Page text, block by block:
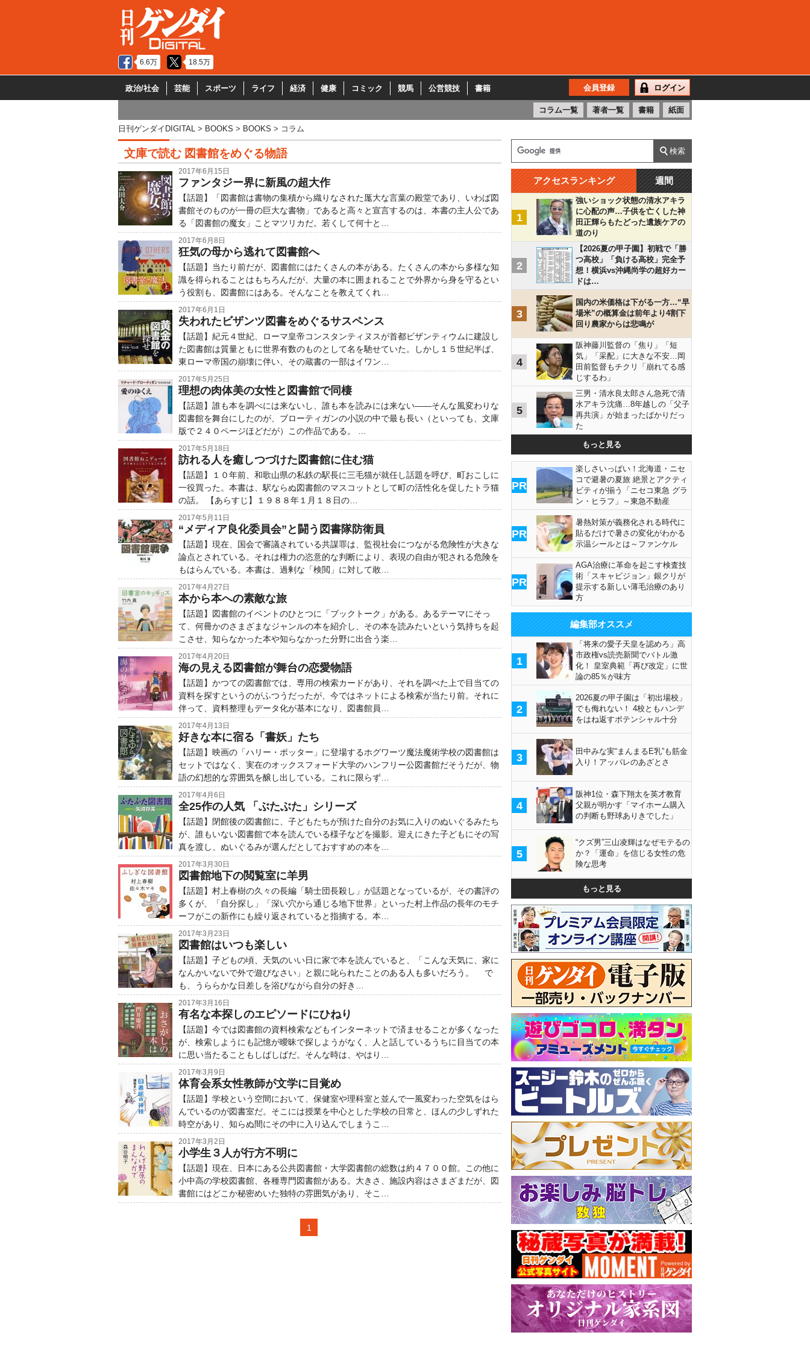
6.6万 18.5万
政治/社会 芸能 スポーツ ライフ 経済 健康 コミック 競馬 公営競技 書籍 会員登録 ログイン
コラム一覧 著者一覧 書籍 紙面
日刊ゲンダイDIGITAL BOOKS BOOKS コラム
文庫で読む 図書館をめぐる物語
2017年6月15日
ファンタジー界に新風の超大作
【話題】「図書館は書物の集積から織りなされた厖大な言葉の殿堂であり、いわば図
書館そのものが一冊の巨大な書物」であると高々と宣言するのは、本書の主人公であ
る「図書館の魔女」ことマツリカだ。若くして何十と…
2017年6月8日
狂気の母から逃れて図書館へ
【話題】当たり前だが、図書館にはたくさんの本がある。たくさんの本から多様な知
識を得られることはもちろんだが、大量の本に囲まれることで外界から身を守るとい
う役割も、図書館にはある。そんなことを教えてくれ…
2017年6月1日
失われたビザンツ図書をめぐるサスペンス
【話題】紀元４世紀、ローマ皇帝コンスタンティヌスが首都ビザンティウムに建設し
た図書館は質量ともに世界有数のものとして名を馳せていた。しかし１５世紀半ば、
東ローマ帝国の崩壊に伴い、その蔵書の一部はイワン…
2017年5月25日
理想の肉体美の女性と図書館で同棲
【話題】誰も本を調べには来ないし、誰も本を読みには来ない――そんな風変わりな
図書館を舞台にしたのが、ブローティガンの小説の中で最も長い（といっても、文庫
版で２４０ページほどだが）この作品である。 …
2017年5月18日
訪れる人を癒しつづけた図書館に住む猫
【話題】１０年前、和歌山県の私鉄の駅長に三毛猫が就任し話題を呼び、町おこしに
一役買った。本書は、駅ならぬ図書館のマスコットとして町の活性化を促したトラ猫
の話。 【あらすじ】１９８８年１月１８日の…
2017年5月11日
“メディア良化委員会”と闘う図書隊防衛員
【話題】現在、国会で審議されている共謀罪は、監視社会につながる危険性が大きな
論点とされている。それは権力の恣意的な判断により、表現の自由が犯される危険を
もはらんでいる。本書は、過剰な「検閲」に対して敢…
2017年4月27日
本から本への素敵な旅
【話題】図書館のイベントのひとつに「ブックトーク」がある。あるテーマにそっ
て、何冊かのさまざまなジャンルの本を紹介し、その本を読みたいという気持ちを起
こさせ、知らなかった本や知らなかった分野に出合う楽…
2017年4月20日
海の見える図書館が舞台の恋愛物語
【話題】かつての図書館では、専用の検索カードがあり、それを調べた上で目当ての
資料を探すというのがふつうだったが、今ではネットによる検索が当たり前。それに
伴って、資料整理もデータ化が基本になり、図書館員…
2017年4月13日
好きな本に宿る「書妖」たち
【話題】映画の「ハリー・ポッター」に登場するホグワーツ魔法魔術学校の図書館は
セットではなく、実在のオックスフォード大学のハンフリー公図書館だそうだが、物
語の幻想的な雰囲気を醸し出している。これに限らず…
2017年4月6日
全25作の人気 「ぶたぶた」シリーズ
【話題】閉館後の図書館に、子どもたちが預けた自分のお気に入りのぬいぐるみたち
が、誰もいない図書館で本を読んでいる様子などを撮影。迎えにきた子どもにその写
真を渡し、ぬいぐるみが選んだとしておすすめの本を…
2017年3月30日
図書館地下の閲覧室に羊男
【話題】村上春樹の久々の長編「騎士団長殺し」が話題となっているが、その書評の
多くが、「自分探し」「深い穴から通じる地下世界」といった村上作品の長年のモチ
ーフがこの新作にも繰り返されていると指摘する。本…
2017年3月23日
図書館はいつも楽しい
【話題】子どもの頃、天気のいい日に家で本を読んでいると、「こんな天気に、家に
なんかいないで外で遊びなさい」と親に叱られたことのある人も多いだろう。 で
も、うららかな日差しを浴びながら自分の好き…
2017年3月16日
有名な本探しのエピソードにひねり
【話題】今では図書館の資料検索などもインターネットで済ませることが多くなった
が、検索しようにも記憶が曖昧で探しようがなく、人と話しているうちに目当ての本
に思い当たることもしばしばだ。そんな時は、やはり…
2017年3月9日
体育会系女性教師が文学に目覚め
【話題】学校という空間において、保健室や理科室と並んで一風変わった空気をはら
んでいるのが図書室だ。そこには授業を中心とした学校の日常と、ほんの少しずれた
時空があり、知らぬ間にその中に入り込んでしまうこ…
2017年3月2日
小学生３人が行方不明に
【話題】現在、日本にある公共図書館・大学図書館の総数は約４７００館。この他に
小中高の学校図書館、各種専門図書館がある。大きさ、施設内容はさまざまだが、図
書館にはどこか秘密めいた独特の雰囲気があり、そこ…
1
アクセスランキング 週間
1
強いショック状態の清水アキラ
に心配の声…子供を亡くした神
田正輝らもたどった遺族ケアの
道のり
2
【2026夏の甲子園】初戦で「勝
つ高校」「負ける高校」完全予
想！横浜vs沖縄尚学の超好カー
ドは…
3
国内の米価格は下がる一方…“早
場米”の概算金は前年より4割下
回り農家からは悲鳴が
4
阪神藤川監督の「焦り」「短
気」「采配」に大きな不安…岡
田前監督もチクリ「崩れてる感
じするわ」
5
三男・清水良太郎さん急死で清
水アキラ沈痛…8年越しの「父子
再共演」が始まったばかりだっ
た
もっと見る
PR
楽しさいっぱい！北海道・ニセ
コで避暑の夏旅 絶景とアクティ
ビティが揃う「ニセコ東急 グラ
ン・ヒラフ」～東急不動産
PR
暑熱対策が義務化される時代に
貼るだけで暑さの変化がわかる
示温シールとは～ファンケル
PR
AGA治療に革命を起こす検査技
術「スキャビジョン」銀クリが
提示する新しい薄毛治療のあり
方
編集部オススメ
1
「将来の愛子天皇を認めろ」高
市政権vs読売新聞でバトル激
化！ 皇室典範「再び改定」に世
論の85％が味方
2
2026夏の甲子園は「初出場校」
でも侮れない！ 4校ともハンデ
をはね返すポテンシャル十分
3
田中みな実“まんまるE乳”も筋金
入り！アッパレのあざとさ
4
阪神1位・森下翔太を英才教育
父親が明かす「マイホーム購入
の判断も野球ありきでした」
5
“クズ男”三山凌輝はなぜモテるの
か？「運命」を信じる女性の危
険な思考
もっと見る